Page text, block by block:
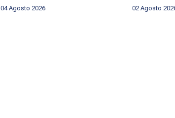
IMMAGINI DELLA VITA
04 Agosto 2026
il rispetto
02 Agosto